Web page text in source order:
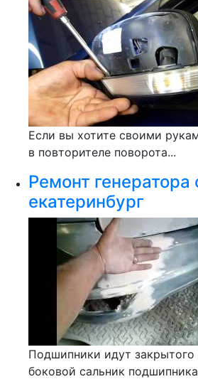
Если вы хотите своими
в повторителе поворота...
Ремонт
екатеринбург
Подшипники идут закрытого
боковой сальник